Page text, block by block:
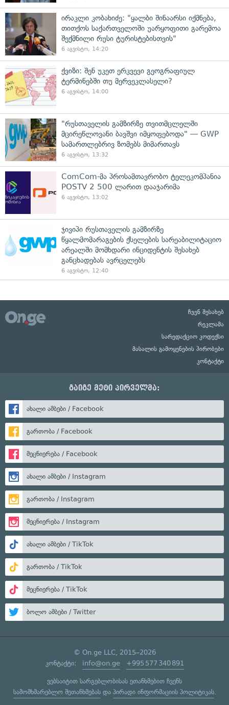
ირაკლი კობახიძე: "ყალბი შინაარსი იქმნება,
თითქოს საქართველოში უარყოფითი გარემოა
შექმნილი რუსი ტურისტებისთვის"
6 აგვისტო, 14:20
ქვიზი: შენ უკეთ ერკვევი გეოგრაფიულ
ტერმინებში თუ მერვეკლასელი?
6 აგვისტო, 14:00
"რუსთაველის გამზირზე თვითმცლელში
მცირეწლოვანი ბავშვი იმყოფებოდა" — GWP
სამართლებრივ ზომებს მიმართავს
6 აგვისტო, 13:32
ComCom-მა პროსამთავრობო ტელეკომპანია
POSTV 2 500 ლარით დააჯარიმა
6 აგვისტო, 13:02
ჯივიპი რუსთაველის გამზირზე
წყალმომარაგების ქსელების სარეაბილიტაციო
არეალში მომხდარი ინციდენტის შესახებ
განცხადებას ავრცელებს
6 აგვისტო, 12:40
ჩვენ შესახებ
რეკლამა
სარედაქციო კოდექსი
მასალის გამოყენების პირობები
კონტაქტი
გაიგე მეტი პირველმა:
ახალი ამბები / Facebook
გართობა / Facebook
მეცნიერება / Facebook
ახალი ამბები / Instagram
გართობა / Instagram
მეცნიერება / Instagram
ახალი ამბები / TikTok
გართობა / TikTok
მეცნიერება / TikTok
ბოლო ამბები / Twitter
© On.ge LLC, 2015–2026
კონტაქტი: info@on.ge +995 577 340 891
ვებსაიტით სარგებლობისას ეთანხმებით ჩვენს
სამომხმარებლო შეთანხმებასდა პირადი ინფორმაციის პოლიტიკას.